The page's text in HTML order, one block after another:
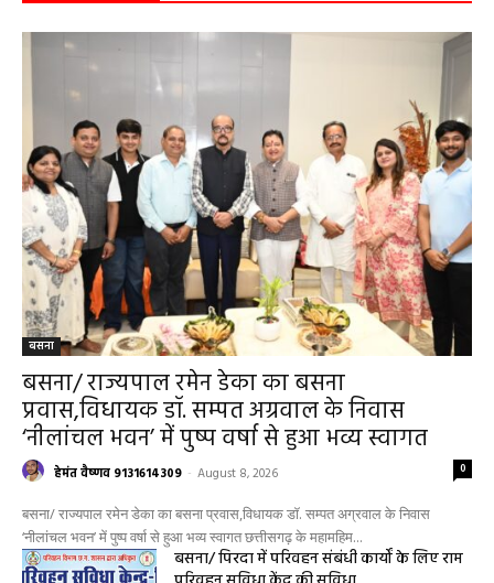
RECENT POSTS
बसना
बसना/ राज्यपाल रमेन डेका का बसना
प्रवास,विधायक डॉ. सम्पत अग्रवाल के निवास
‘नीलांचल भवन’ में पुष्प वर्षा से हुआ भव्य स्वागत
हेमंत वैष्णव 9131614309 - August 8, 2026
बसना/ राज्यपाल रमेन डेका का बसना प्रवास,विधायक डॉ. सम्पत अग्रवाल के निवास